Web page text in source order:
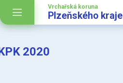
Vrchařská koruna
Plzeňského kraje
2020